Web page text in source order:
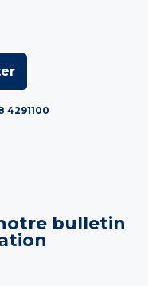
4291100
bulletin